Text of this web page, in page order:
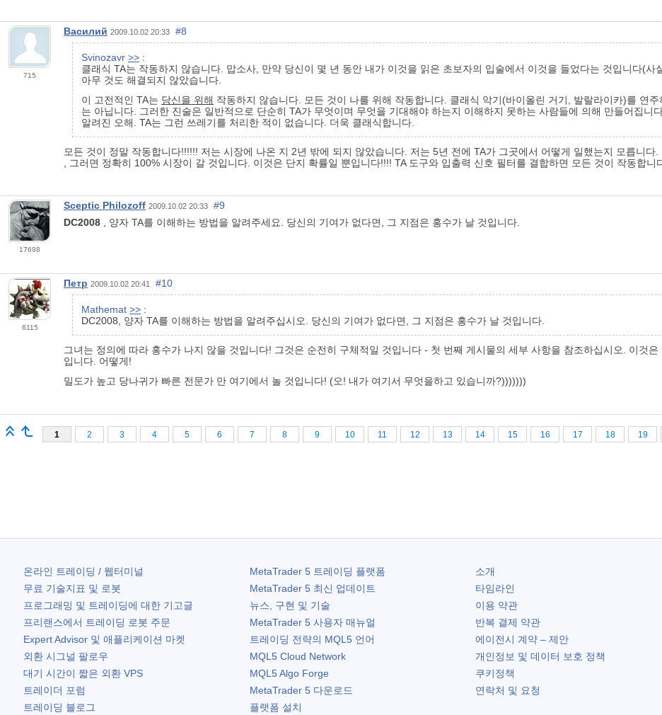
715
Василий 2009.10.02 20:33 #8
Svinozavr >> :
클래식 TA는 작동하지 않습니다. 맙소사, 만약 당신이 몇 년 동안 내가 이것을 읽은 초보자의 입술에서 이것을 들었다는 것입니다(
아무 것도 해결되지 않았습니다.
이 고전적인 TA는 당신을 위해 작동하지 않습니다. 모든 것이 나를 위해 작동합니다. 클래식 악기(바이올린 거기, 발랄라이카)를 연
는 아닙니다. 그러한 진술은 일반적으로 단순히 TA가 무엇이며 무엇을 기대해야 하는지 이해하지 못하는 사람들에 의해 만들어집니
알려진 오해. TA는 그런 쓰레기를 처리한 적이 없습니다. 더욱 클래식합니다.
모든 것이 정말 작동합니다!!!!!! 저는 시장에 나온 지 2년 밖에 되지 않았습니다. 저는 5년 전에 TA가 그곳에서 어떻게 일했는지 모릅니
, 그러면 정확히 100% 시장이 갈 것입니다. 이것은 단지 확률일 뿐입니다!!!! TA 도구와 입출력 신호 필터를 결합하면 모든 것이 작동합니
17698
Sceptic Philozoff 2009.10.02 20:33
#9
DC2008 , 양자 TA를 이해하는 방법을 알려주세요. 당신의 기여가 없다면, 그 지점은 홍수가 날 것입니다.
6115
Петр 2009.10.02 20:41 #10
Mathemat >> :
DC2008, 양자 TA를 이해하는 방법을 알려주십시오. 당신의 기여가 없다면, 그 지점은 홍수가 날 것입니다.
그녀는 정의에 따라 홍수가 나지 않을 것입니다! 그것은 순전히 구체적일 것입니다 - 첫 번째 게시물의 세부 사항을 참조하십시오. 이것
입니다. 어떻게!
밀도가 높고 당나귀가 빠른 전문가 만 여기에서 놀 것입니다! (오! 내가 여기서 무엇을하고 있습니까?)))))))
1 2 3 4 5 6 7 8 9 10 11 12 13 14 15 16 17 18 19
온라인 트레이딩 / 웹터미널
무료 기술지표 및 로봇
프로그래밍 및 트레이딩에 대한 기고글
프리랜스에서 트레이딩 로봇 주문
Expert Advisor 및 애플리케이션 마켓
외환 시그널 팔로우
대기 시간이 짧은 외환 VPS
트레이더 포럼
트레이딩 블로그
MetaTrader 5트레이딩 플랫폼
MetaTrader 5최신 업데이트
뉴스, 구현 및 기술
MetaTrader 5사용자 매뉴얼
트레이딩 전략의 MQL5 언어
MQL5 Cloud Network
MQL5 Algo Forge
MetaTrader 5다운로드
플랫폼 설치
소개
타임라인
이용 약관
반복 결제 약관
에이전시 계약 – 제안
개인정보 및 데이터 보호 정책
쿠키정책
연락처 및 요청